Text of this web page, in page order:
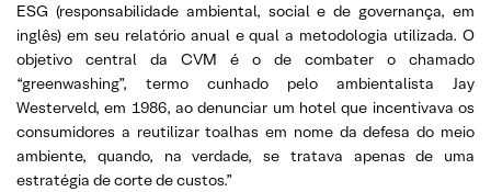
ESG (responsabilidade ambiental, social e de governança, em
inglês) em seu relatório anual e qual a metodologia utilizada. O
objetivo central da CVM é o de combater o chamado
“greenwashing”, termo cunhado pelo ambientalista Jay
Westerveld, em 1986, ao denunciar um hotel que incentivava os
consumidores a reutilizar toalhas em nome da defesa do meio
ambiente, quando, na verdade, se tratava apenas de uma
estratégia de corte de custos.”